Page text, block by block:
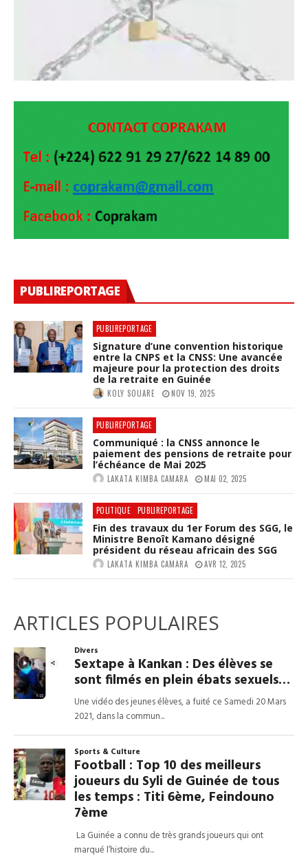
PUBLIREPORTAGE
PUBLIREPORTAGE
Signature d’une convention historique
entre la CNPS et la CNSS: Une avancée
majeure pour la protection des droits
de la retraite en Guinée
KOLY SOUARE NOV 19, 2025
PUBLIREPORTAGE
Communiqué : la CNSS annonce le
paiement des pensions de retraite pour
l’échéance de Mai 2025
LAKATA KIMBA CAMARA MAI 02, 2025
POLITIQUE PUBLIREPORTAGE
Fin des travaux du 1er Forum des SGG, le
Ministre Benoît Kamano désigné
président du réseau africain des SGG
LAKATA KIMBA CAMARA AVR 12, 2025
ARTICLES POPULAIRES